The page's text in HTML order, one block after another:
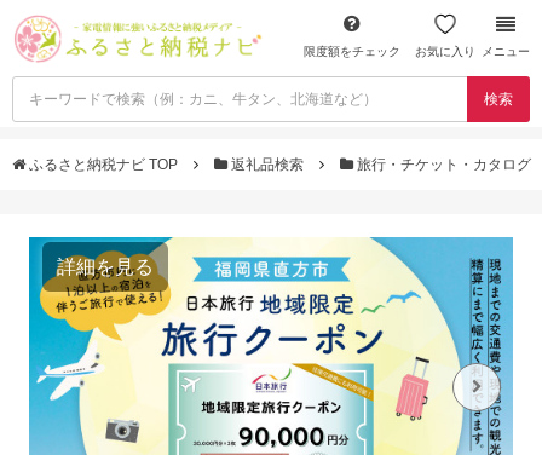
限度額をチェック お気に入り メニュー
検索
ふるさと納税ナビ TOP 返礼品検索 旅行・チケット・カタログ
詳細を見る